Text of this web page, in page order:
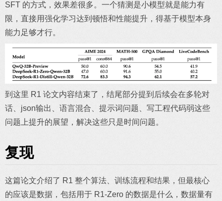
SFT 的方式，效果差很多。一个猜测是小模型就是能力有
限，直接用强化学习达到顿悟和性能提升，得基于模型本身
能力足够才行。
到这里 R1 论文内容结束了，结尾部分提到后续会在多轮对
话、json输出、语言混合、提示词问题、写工程代码弱这些
问题上提升的展望，解决这些只是时间问题。
复现
这篇论文介绍了 R1 整个算法、训练流程和结果，但最核心
的应该是数据，包括用于 R1-Zero 的数据是什么，数据量有